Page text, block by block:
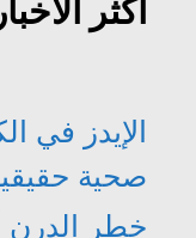
أكثر
الإيدز في
صحية
خطر الدرن